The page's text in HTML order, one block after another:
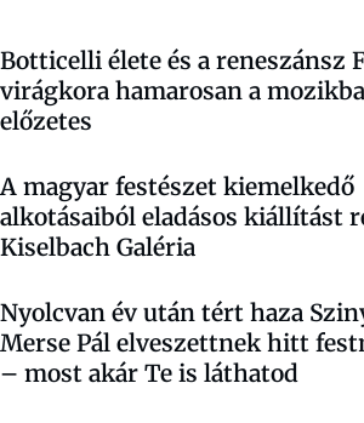
Botticelli élete és a reneszánsz
virágkora hamarosan a
előzetes
A magyar festészet kiemelkedő
alkotásaiból eladásos kiállítást
Kiselbach Galéria
Nyolcvan év után tért haza
Merse Pál elveszettnek hitt
– most akár Te is láthatod